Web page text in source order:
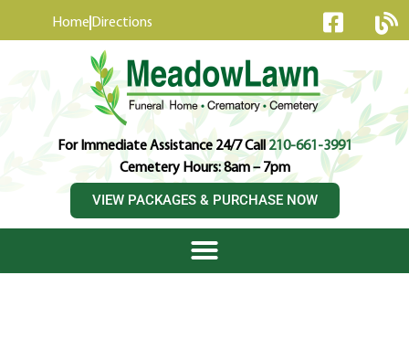
Home Directions
For Immediate Assistance 24/7 Call210-661-3991
Cemetery Hours: 8am – 7pm
VIEW PACKAGES & PURCHASE NOW